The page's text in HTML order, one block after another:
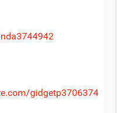
gidgetp3706374